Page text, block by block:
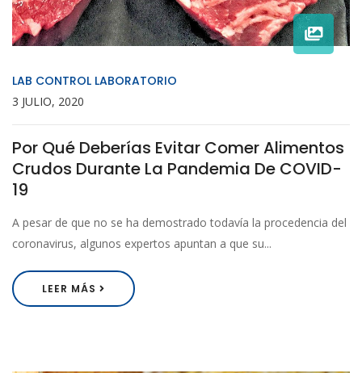
LAB CONTROL LABORATORIO
3 JULIO, 2020
Por Qué Deberías Evitar Comer Alimentos
Crudos Durante La Pandemia De COVID-
19
A pesar de que no se ha demostrado todavía la procedencia del
coronavirus, algunos expertos apuntan a que su...
LEER MÁS